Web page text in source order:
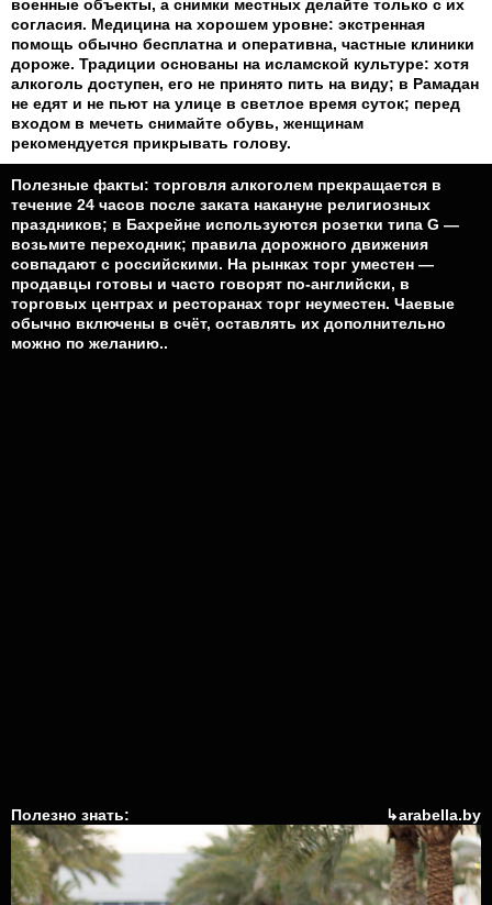
военные объекты, а снимки местных делайте только с их
согласия. Медицина на хорошем уровне: экстренная
помощь обычно бесплатна и оперативна, частные клиники
дороже. Традиции основаны на исламской культуре: хотя
алкоголь доступен, его не принято пить на виду; в Рамадан
не едят и не пьют на улице в светлое время суток; перед
входом в мечеть снимайте обувь, женщинам
рекомендуется прикрывать голову.
Полезные факты: торговля алкоголем прекращается в
течение 24 часов после заката накануне религиозных
праздников; в Бахрейне используются розетки типа G —
возьмите переходник; правила дорожного движения
совпадают с российскими. На рынках торг уместен —
продавцы готовы и часто говорят по‑английски, в
торговых центрах и ресторанах торг неуместен. Чаевые
обычно включены в счёт, оставлять их дополнительно
можно по желанию..
Полезно знать: ↳arabella.by